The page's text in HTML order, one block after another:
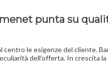
punta su
centro le esigenze del cliente.
dell’offerta. In crescita